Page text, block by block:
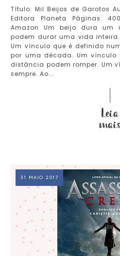
Título: Mil Beijos de Garotos
Editora Planeta Páginas:
Amazon Um beijo dura um
podem durar uma vida
Um vínculo que é definido
por uma década. Um vínculo
distância podem romper. Um
sempre. Ao...
31 MAIO 2017